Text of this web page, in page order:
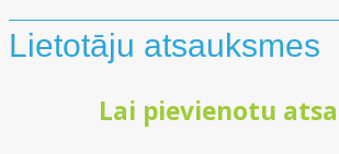
Lietotāju atsauksmes
Lai pievienotu